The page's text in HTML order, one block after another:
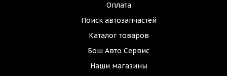
Оплата
Поиск автозапчастей
Каталог товаров
Бош Авто Сервис
Наши магазины